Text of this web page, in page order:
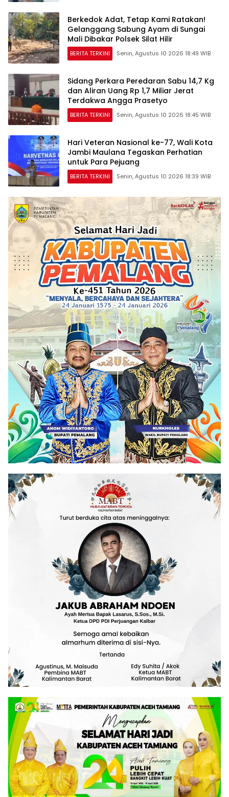
Berkedok Adat, Tetap Kami Ratakan!
Gelanggang Sabung Ayam di Sungai
Mali Dibakar Polsek Silat Hilir
BERITA TERKINI Senin, Agustus 10 2026 18:49 WIB
Sidang Perkara Peredaran Sabu 14,7 Kg
dan Aliran Uang Rp 1,7 Miliar Jerat
Terdakwa Angga Prasetyo
BERITA TERKINI Senin, Agustus 10 2026 18:45 WIB
Hari Veteran Nasional ke-77, Wali Kota
Jambi Maulana Tegaskan Perhatian
untuk Para Pejuang
BERITA TERKINI Senin, Agustus 10 2026 18:39 WIB